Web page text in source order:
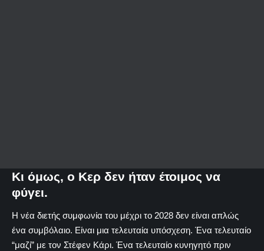
Κι όμως, ο Κερ δεν ήταν έτοιμος να
φύγει.
Η νέα διετής συμφωνία του μέχρι το 2028 δεν είναι απλώς
ένα συμβόλαιο. Είναι μια τελευταία υπόσχεση. Ένα τελευταίο
“μαζί” με τον Στέφεν Κάρι. Ένα τελευταίο κυνηγητό πριν